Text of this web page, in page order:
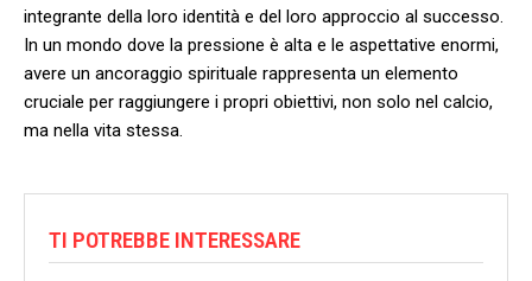
integrante della ‍loro identità e del loro approccio al successo.
In un mondo dove la pressione è ⁣alta ⁢e le aspettative enormi,
⁣avere un ancoraggio spirituale ⁣rappresenta un​ elemento
cruciale per raggiungere i ⁢propri obiettivi, non solo nel calcio,
ma nella vita stessa.
TI POTREBBE INTERESSARE